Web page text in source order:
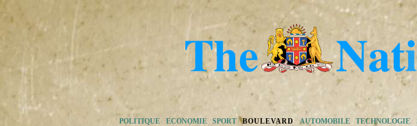
POLITIQUE ECONOMIE SPORT BOULEVARD AUTOMOBILE TECHNOLOGIE